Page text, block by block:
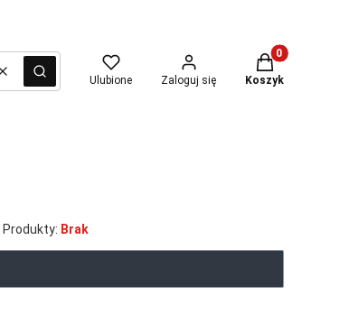
WyczyśćSzukaj Ulubione Zaloguj się
Produkty w
Koszyk
Produkty: Brak